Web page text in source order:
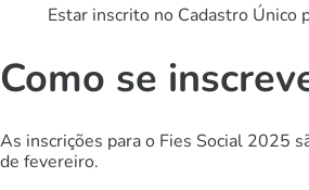
Estar inscrito no Cadastro Único
Como se
As inscrições para o Fies Social 2025
de fevereiro.